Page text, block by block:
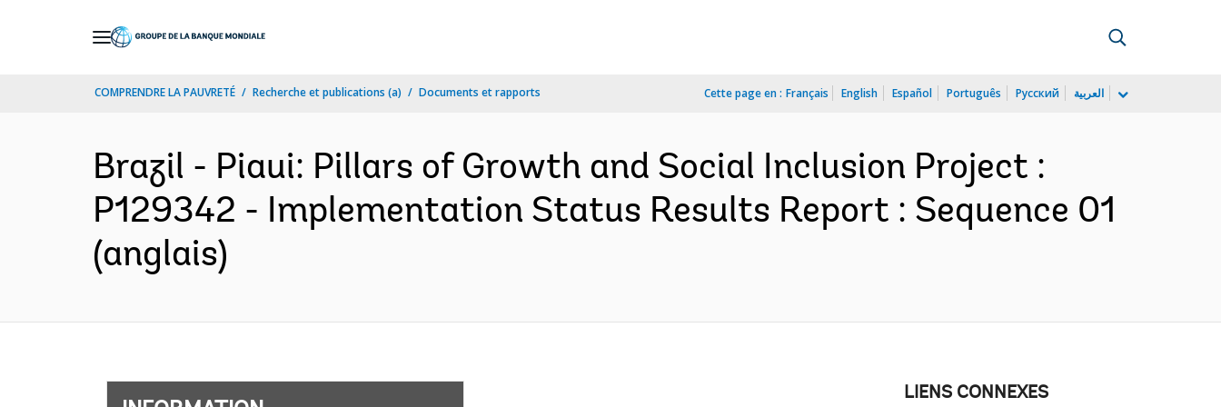
COMPRENDRE LA PAUVRETÉ Recherche et publications (a) Documents et rapports Cette page en : Français English Español Português Русский العربية
Brazil - Piaui: Pillars of Growth and Social Inclusion Project :
P129342 - Implementation Status Results Report : Sequence 01
(anglais)
LIENS CONNEXES